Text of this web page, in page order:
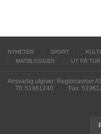
NYHETER SPORT
MATBLOGGEN
UT PÅ TUR
Ansvarlig utgiver: Regionaviser
Tlf. 51961240
Fax.